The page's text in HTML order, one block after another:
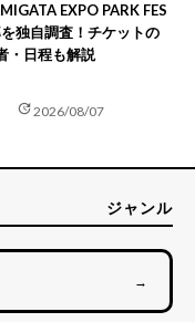
EXPO PARK FES
独自調査！チケットの
・日程も解説
update2026/08/07
ジャンル
→